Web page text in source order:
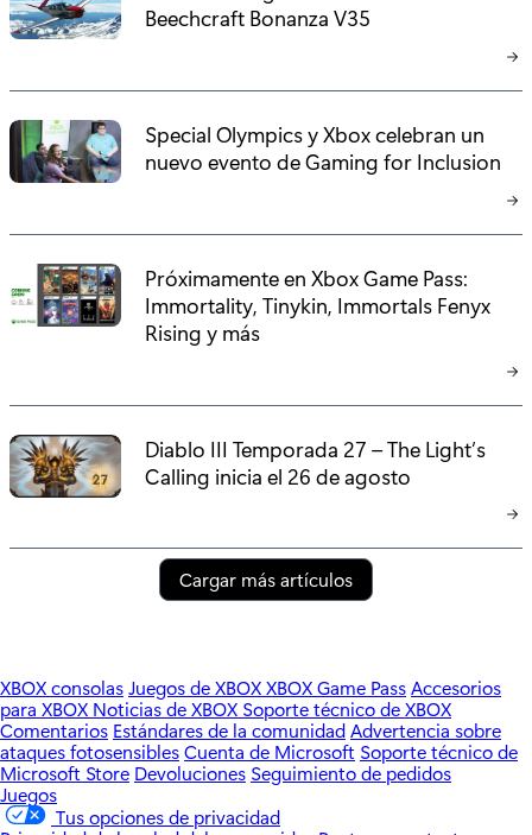
Beechcraft Bonanza V35
Special Olympics y Xbox celebran un
nuevo evento de Gaming for Inclusion
Próximamente en Xbox Game Pass:
Immortality, Tinykin, Immortals Fenyx
Rising y más
Diablo III Temporada 27 – The Light’s
Calling inicia el 26 de agosto
Cargar más artículos
XBOX consolasJuegos de XBOXXBOX Game PassAccesorios
para XBOX Noticias de XBOX Soporte técnico de XBOX
Comentarios Estándares de la comunidadAdvertencia sobre
ataques fotosensiblesCuenta de Microsoft Soporte técnico de
Microsoft Store Devoluciones Seguimiento de pedidos
Juegos
Tus opciones de privacidad